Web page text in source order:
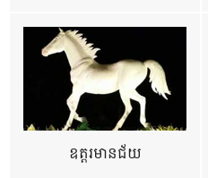
ឧត្ដរមានជ័យ